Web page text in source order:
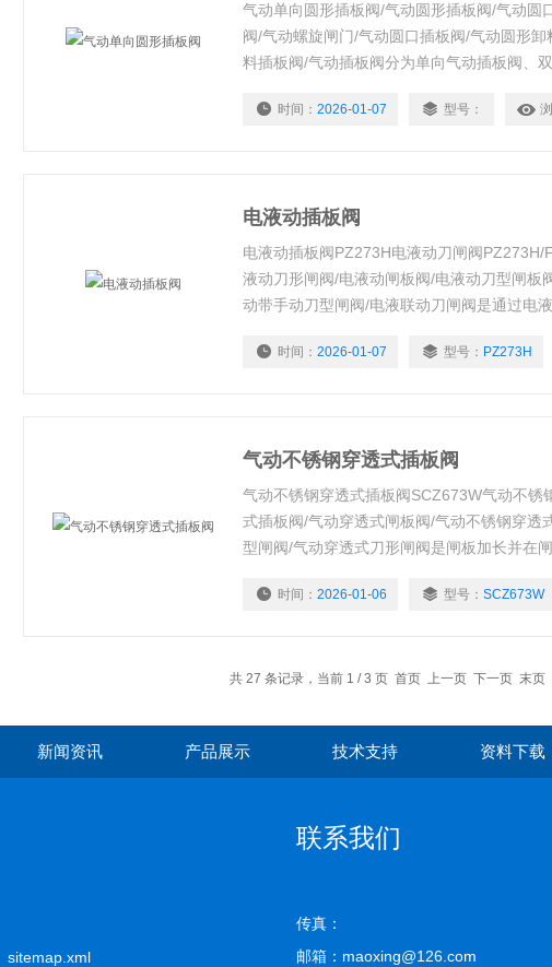
气动单向圆形插板阀/气动圆形插板阀/气动圆
阀/气动螺旋闸门/气动圆口插板阀/气动圆形
料插板阀/气动插板阀分为单向气动插板阀、
流量或输送量的主要控制设备。
时间： 2026-01-07 型号：
电液动插板阀
电液动插板阀PZ273H电液动刀闸阀PZ273H/
液动刀形闸阀/电液动闸板阀/电液动刀型闸板
动带手动刀型闸阀/电液联动刀闸阀是通过电
空的危险地区的集中或程序控制，于、、、
时间： 2026-01-07 型号： PZ273H
气动不锈钢穿透式插板阀
气动不锈钢穿透式插板阀SCZ673W气动不锈
式插板阀/气动穿透式闸板阀/气动不锈钢穿透
型闸阀/气动穿透式刀形闸阀是闸板加长并在
能更*，并且介质不留阀腔内，成全流通状态
时间： 2026-01-06 型号： SCZ673W
共 27 条记录，当前 1 / 3 页 首页 上一页 下一页 末页
新闻资讯 产品展示 技术支持 资料下载
sitemap.xml
联系我们
传真：
邮箱：maoxing@126.com